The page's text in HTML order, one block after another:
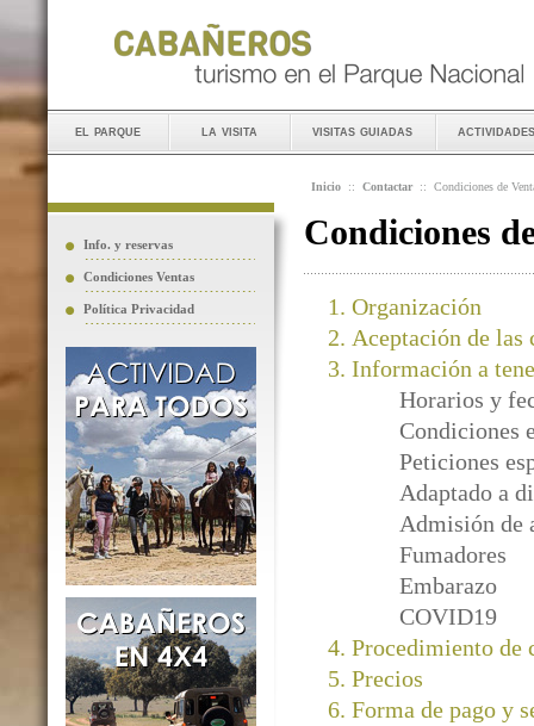
el parque la visita visitas guiadas actividades
Info. y reservas
Condiciones Ventas
Política Privacidad
Inicio :: Contactar :: Condiciones de
Condiciones
Organización
Aceptación de las
Información a
Horarios y
Condiciones
Peticiones
Adaptado a
Admisión de
Fumadores
Embarazo
COVID19
Procedimiento de
Precios
Forma de pago y